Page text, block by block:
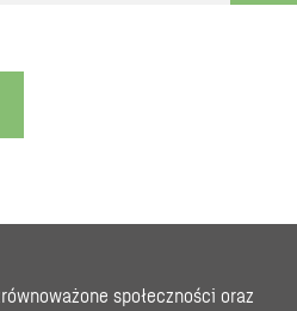
społeczności oraz